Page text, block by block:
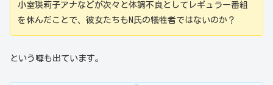
小室瑛莉子アナなどが次々と体調不良としてレギュラー番組
を休んだことで、彼女たちもN氏の犠牲者ではないのか？
という噂も出ています。